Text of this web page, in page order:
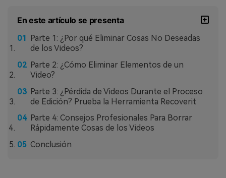
En este artículo se presenta
Parte 1: ¿Por qué Eliminar Cosas No Deseadas
de los Videos?
Parte 2: ¿Cómo Eliminar Elementos de un
Video?
Parte 3: ¿Pérdida de Videos Durante el Proceso
de Edición? Prueba la Herramienta Recoverit
Parte 4: Consejos Profesionales Para Borrar
Rápidamente Cosas de los Videos
Conclusión